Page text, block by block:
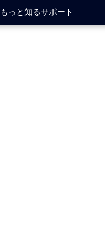
もっと知るサポート